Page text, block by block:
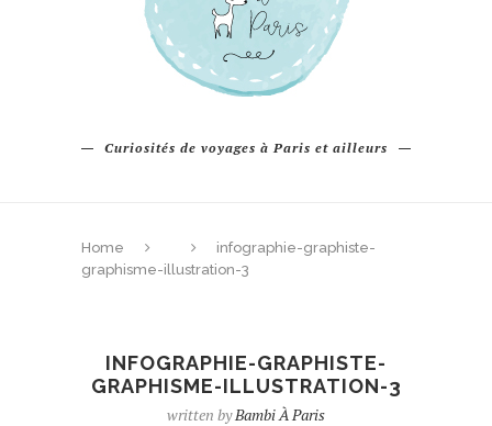
Curiosités de voyages à Paris et ailleurs
Home
infographie-graphiste-
graphisme-illustration-3
INFOGRAPHIE-GRAPHISTE-
GRAPHISME-ILLUSTRATION-3
written byBambi À Paris